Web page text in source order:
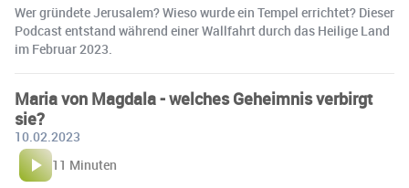
Wer gründete Jerusalem? Wieso wurde ein Tempel errichtet? Dieser
Podcast entstand während einer Wallfahrt durch das Heilige Land
im Februar 2023.
Maria von Magdala - welches Geheimnis verbirgt
sie?
10.02.2023
11 Minuten